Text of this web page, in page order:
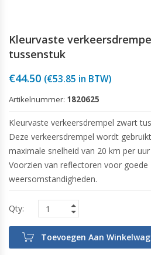
Kleurvaste
tussenstuk
€44.50 (€53.85 in BTW)
Artikelnummer: 1820625
Kleurvaste verkeersdrempel zwart
Deze verkeersdrempel wordt
maximale snelheid van 20 km per
Voorzien van reflectoren voor goede
weersomstandigheden.
Toevoegen Aan